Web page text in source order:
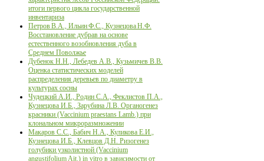
итоги первого цикла государственной
инвентариза
Петров В.А., Ильин Ф.С., Кузнецова Н.Ф.
Восстановление дубрав на основе
естественного возобновления дуба в
Среднем Поволжье
Дубенок Н.Н., Лебедев А.В., Кузьмичев В.В.
Оценка статистических моделей
распределения деревьев по диаметру в
культурах сосны
Чудецкий А.И., Родин С.А., Феклистов П.А.,
Кузнецова И.Б., Зарубина Л.В. Органогенез
красники (Vaccinium praestans Lamb.) при
клональном микроразмножении
Макаров С.С., Бабич Н.А., Куликова Е.И.,
Кузнецова И.Б., Клевцов Д.Н. Ризогенез
голубики узколистной (Vaccinium
angustifolium Ait.) in vitro в зависимости от